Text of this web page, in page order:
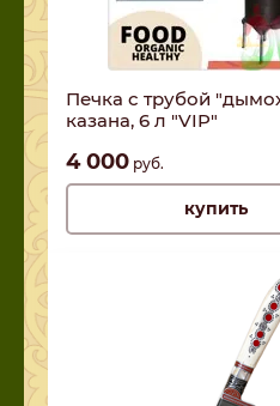
Печка с трубой
казана, 6 л "VIP"
4 000 руб.
купить